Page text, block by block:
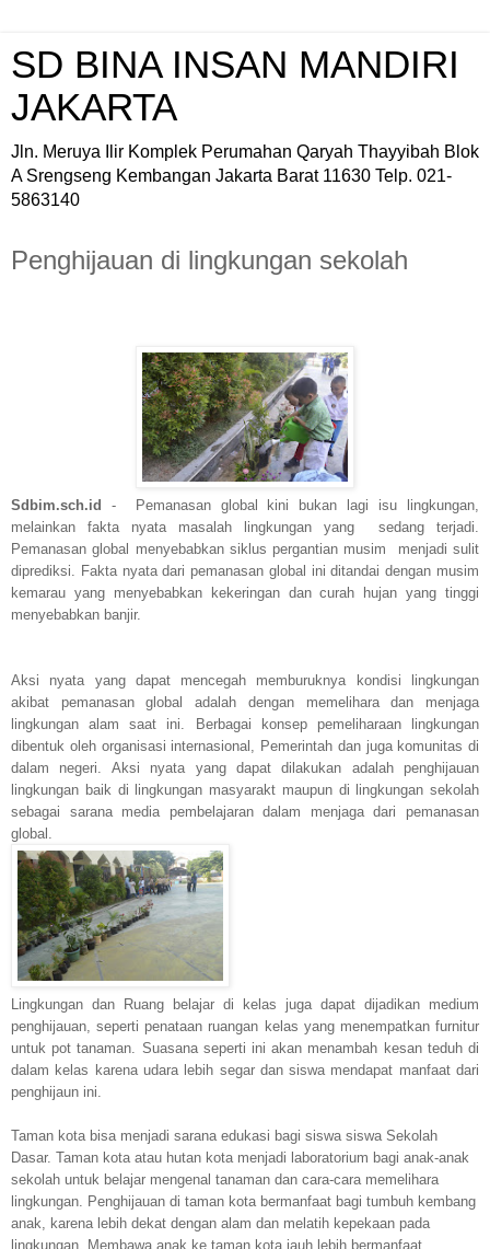
SD BINA INSAN MANDIRI
JAKARTA
Jln. Meruya Ilir Komplek Perumahan Qaryah Thayyibah Blok
A Srengseng Kembangan Jakarta Barat 11630 Telp. 021-
5863140
Penghijauan di lingkungan sekolah
Sdbim.sch.id -
Pemanasan global kini bukan lagi isu lingkungan,
melainkan fakta nyata masalah lingkungan yang sedang terjadi.
Pemanasan global menyebabkan siklus pergantian musim menjadi sulit
diprediksi. Fakta nyata dari pemanasan global ini ditandai dengan musim
kemarau yang menyebabkan kekeringan dan curah hujan yang tinggi
menyebabkan banjir.
Aksi nyata yang dapat mencegah memburuknya kondisi lingkungan
akibat pemanasan global adalah dengan memelihara dan menjaga
lingkungan alam saat ini. Berbagai konsep pemeliharaan lingkungan
dibentuk oleh organisasi internasional, Pemerintah dan juga komunitas di
dalam negeri. Aksi nyata yang dapat dilakukan adalah penghijauan
lingkungan baik di lingkungan masyarakt maupun di lingkungan sekolah
sebagai sarana media pembelajaran dalam menjaga dari pemanasan
global.
Lingkungan dan Ruang belajar di kelas juga dapat dijadikan medium
penghijauan, seperti penataan ruangan kelas yang menempatkan furnitur
untuk pot tanaman. Suasana seperti ini akan menambah kesan teduh di
dalam kelas karena udara lebih segar dan siswa mendapat manfaat dari
penghijaun ini.
Taman kota bisa menjadi sarana edukasi bagi siswa siswa Sekolah
Dasar. Taman kota atau hutan kota menjadi laboratorium bagi anak-anak
sekolah untuk belajar mengenal tanaman dan cara-cara memelihara
lingkungan. Penghijauan di taman kota bermanfaat bagi tumbuh kembang
anak, karena lebih dekat dengan alam dan melatih kepekaan pada
lingkungan. Membawa anak ke taman kota jauh lebih bermanfaat